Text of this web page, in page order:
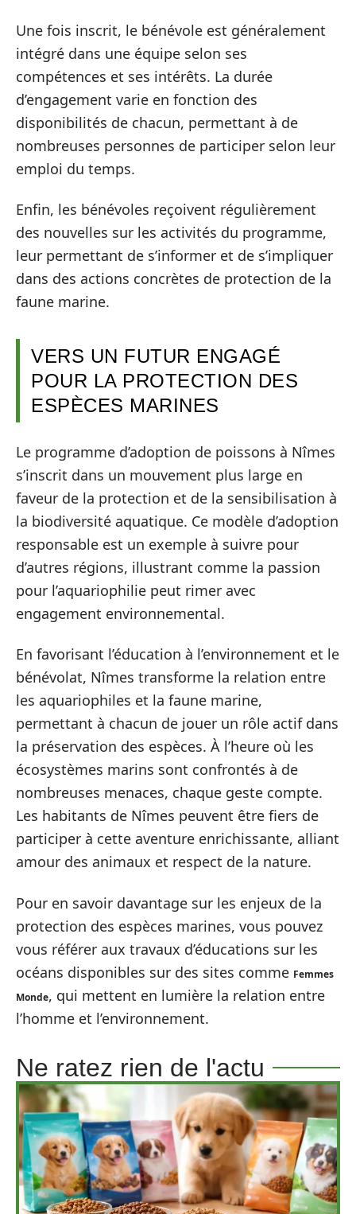
Une fois inscrit, le bénévole est généralement
intégré dans une équipe selon ses
compétences et ses intérêts. La durée
d’engagement varie en fonction des
disponibilités de chacun, permettant à de
nombreuses personnes de participer selon leur
emploi du temps.
Enfin, les bénévoles reçoivent régulièrement
des nouvelles sur les activités du programme,
leur permettant de s’informer et de s’impliquer
dans des actions concrètes de protection de la
faune marine.
VERS UN FUTUR ENGAGÉ
POUR LA PROTECTION DES
ESPÈCES MARINES
Le programme d’adoption de poissons à Nîmes
s’inscrit dans un mouvement plus large en
faveur de la protection et de la sensibilisation à
la biodiversité aquatique. Ce modèle d’adoption
responsable est un exemple à suivre pour
d’autres régions, illustrant comme la passion
pour l’aquariophilie peut rimer avec
engagement environnemental.
En favorisant l’éducation à l’environnement et le
bénévolat, Nîmes transforme la relation entre
les aquariophiles et la faune marine,
permettant à chacun de jouer un rôle actif dans
la préservation des espèces. À l’heure où les
écosystèmes marins sont confrontés à de
nombreuses menaces, chaque geste compte.
Les habitants de Nîmes peuvent être fiers de
participer à cette aventure enrichissante, alliant
amour des animaux et respect de la nature.
Pour en savoir davantage sur les enjeux de la
protection des espèces marines, vous pouvez
vous référer aux travaux d’éducations sur les
océans disponibles sur des sites comme Femmes
Monde, qui mettent en lumière la relation entre
l’homme et l’environnement.
Ne ratez rien de l'actu